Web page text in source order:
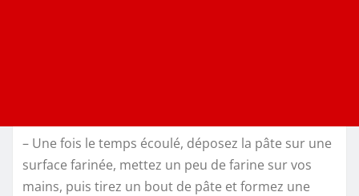
– Une fois le temps écoulé, déposez la pâte sur une
surface farinée, mettez un peu de farine sur vos
mains, puis tirez un bout de pâte et formez une